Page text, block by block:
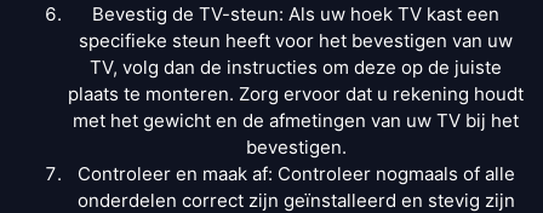
Bevestig de TV-steun: Als uw hoek TV kast een
specifieke steun heeft voor het bevestigen van uw
TV, volg dan de instructies om deze op de juiste
plaats te monteren. Zorg ervoor dat u rekening houdt
met het gewicht en de afmetingen van uw TV bij het
bevestigen.
Controleer en maak af: Controleer nogmaals of alle
onderdelen correct zijn geïnstalleerd en stevig zijn